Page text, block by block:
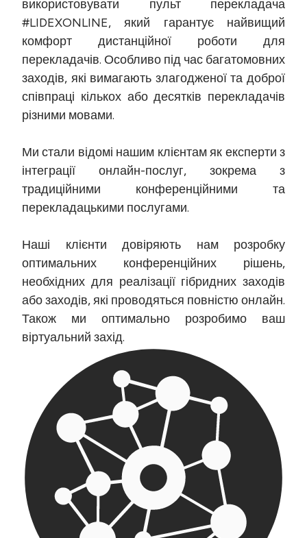
використовувати пульт перекладача
#LIDEXONLINE, який гарантує найвищий
комфорт дистанційної роботи для
перекладачів. Особливо під час багатомовних
заходів, які вимагають злагодженої та доброї
співпраці кількох або десятків перекладачів
різними мовами.
Ми стали відомі нашим клієнтам як експерти з
інтеграції онлайн-послуг, зокрема з
традиційними конференційними та
перекладацькими послугами.
Наші клієнти довіряють нам розробку
оптимальних конференційних рішень,
необхідних для реалізації гібридних заходів
або заходів, які проводяться повністю онлайн.
Також ми оптимально розробимо ваш
віртуальний захід.